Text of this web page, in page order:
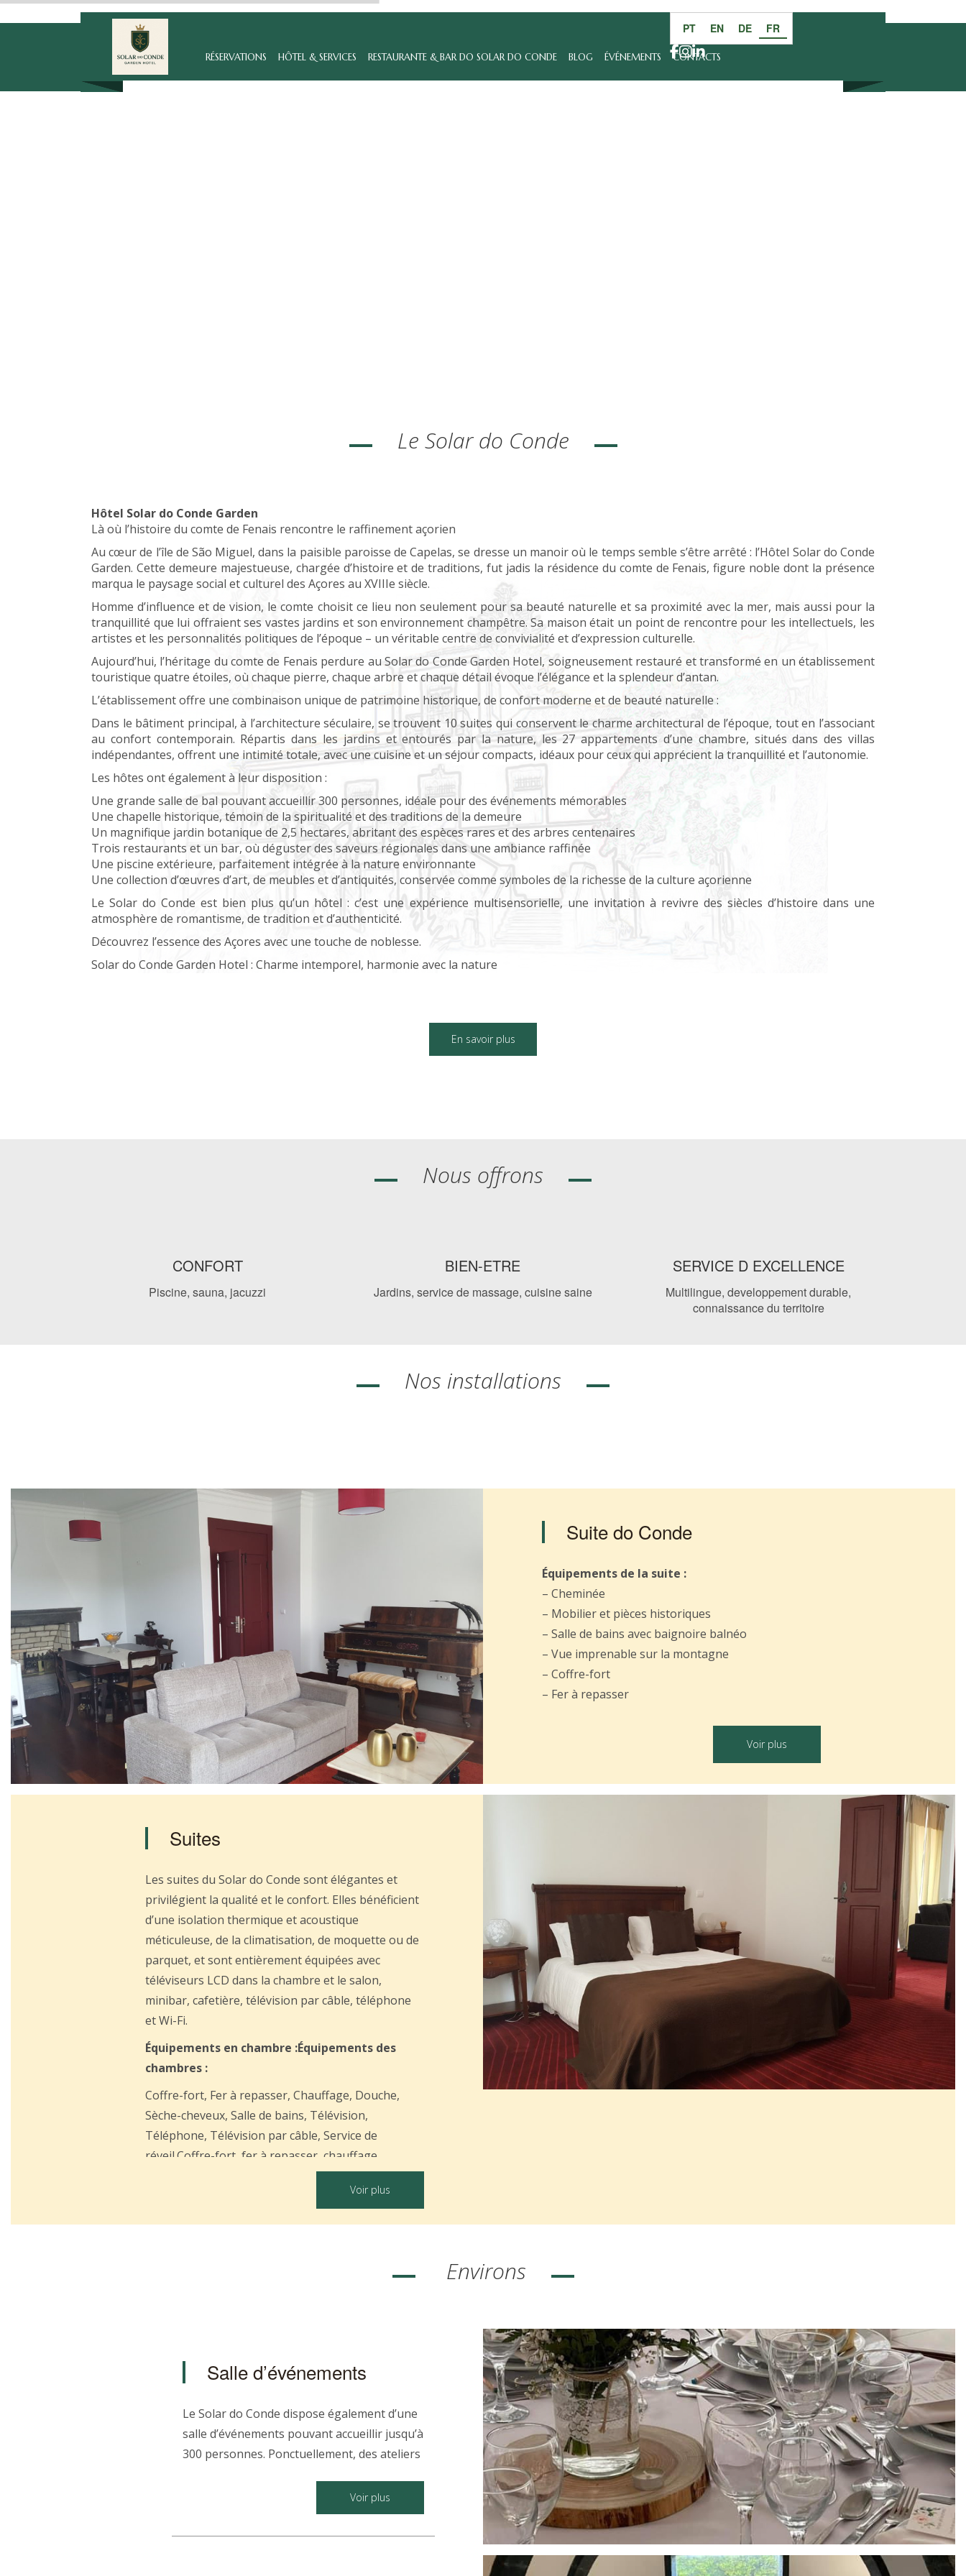
RÉSERVATIONS HÔTEL & SERVICES RESTAURANTE & BAR DO SOLAR DO CONDE BLOG ÉVÉNEMENTS CONTACTS
PT EN DE FR
Le Solar do Conde
Hôtel Solar do Conde Garden
Là où l’histoire du comte de Fenais rencontre le raffinement açorien
Au cœur de l’île de São Miguel, dans la paisible paroisse de Capelas, se dresse un manoir où le temps semble s’être arrêté : l’Hôtel Solar do Conde
Garden. Cette demeure majestueuse, chargée d’histoire et de traditions, fut jadis la résidence du comte de Fenais, figure noble dont la présence
marqua le paysage social et culturel des Açores au XVIIIe siècle.
Homme d’influence et de vision, le comte choisit ce lieu non seulement pour sa beauté naturelle et sa proximité avec la mer, mais aussi pour la
tranquillité que lui offraient ses vastes jardins et son environnement champêtre. Sa maison était un point de rencontre pour les intellectuels, les
artistes et les personnalités politiques de l’époque – un véritable centre de convivialité et d’expression culturelle.
Aujourd’hui, l’héritage du comte de Fenais perdure au Solar do Conde Garden Hotel, soigneusement restauré et transformé en un établissement
touristique quatre étoiles, où chaque pierre, chaque arbre et chaque détail évoque l’élégance et la splendeur d’antan.
L’établissement offre une combinaison unique de patrimoine historique, de confort moderne et de beauté naturelle :
Dans le bâtiment principal, à l’architecture séculaire, se trouvent 10 suites qui conservent le charme architectural de l’époque, tout en l’associant
au confort contemporain. Répartis dans les jardins et entourés par la nature, les 27 appartements d’une chambre, situés dans des villas
indépendantes, offrent une intimité totale, avec une cuisine et un séjour compacts, idéaux pour ceux qui apprécient la tranquillité et l’autonomie.
Les hôtes ont également à leur disposition :
Une grande salle de bal pouvant accueillir 300 personnes, idéale pour des événements mémorables
Une chapelle historique, témoin de la spiritualité et des traditions de la demeure
Un magnifique jardin botanique de 2,5 hectares, abritant des espèces rares et des arbres centenaires
Trois restaurants et un bar, où déguster des saveurs régionales dans une ambiance raffinée
Une piscine extérieure, parfaitement intégrée à la nature environnante
Une collection d’œuvres d’art, de meubles et d’antiquités, conservée comme symboles de la richesse de la culture açorienne
Le Solar do Conde est bien plus qu’un hôtel : c’est une expérience multisensorielle, une invitation à revivre des siècles d’histoire dans une
atmosphère de romantisme, de tradition et d’authenticité.
Découvrez l’essence des Açores avec une touche de noblesse.
Solar do Conde Garden Hotel : Charme intemporel, harmonie avec la nature
En savoir plus
Nous offrons
CONFORT
Piscine, sauna, jacuzzi
BIEN-ETRE
Jardins, service de massage, cuisine saine
SERVICE D EXCELLENCE
Multilingue, developpement durable,
connaissance du territoire
Nos installations
Suite do Conde
Équipements de la suite :
– Cheminée
– Mobilier et pièces historiques
– Salle de bains avec baignoire balnéo
– Vue imprenable sur la montagne
– Coffre-fort
– Fer à repasser
Voir plus
Suites
Les suites du Solar do Conde sont élégantes et
privilégient la qualité et le confort. Elles bénéficient
d’une isolation thermique et acoustique
méticuleuse, de la climatisation, de moquette ou de
parquet, et sont entièrement équipées avec
téléviseurs LCD dans la chambre et le salon,
minibar, cafetière, télévision par câble, téléphone
et Wi-Fi.
Équipements en chambre :Équipements des
chambres :
Coffre-fort, Fer à repasser, Chauffage, Douche,
Sèche-cheveux, Salle de bains, Télévision,
Téléphone, Télévision par câble, Service de
réveil.Coffre-fort, fer à repasser, chauffage,
douche, sèche-cheveux, salle de bains, télévision,
téléphone, télévision par câble, service de réveil /
Voir plus
Environs
Salle d’événements
Le Solar do Conde dispose également d’une
salle d’événements pouvant accueillir jusqu’à
300 personnes. Ponctuellement, des ateliers
organisés, offrant une expérience unique
avec un jardin à cocktails pour un coucher
de soleil parfait.
Voir plus